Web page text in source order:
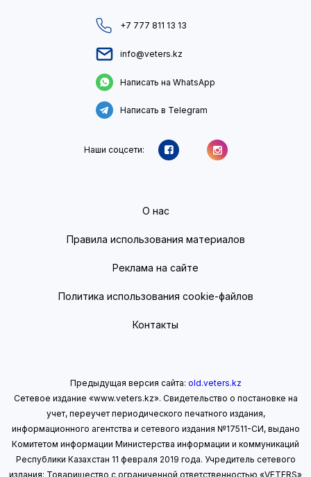
+7 777 811 13 13
info@veters.kz
Написать на WhatsApp
Написать в Telegram
Наши соцсети:
О нас
Правила использования материалов
Реклама на сайте
Политика использования cookie-файлов
Контакты
Предыдущая версия сайта: old.veters.kz
Сетевое издание «www.veters.kz». Свидетельство о постановке на
учет, переучет периодического печатного издания,
информационного агентства и сетевого издания №17511-СИ, выдано
Комитетом информации Министерства информации и коммуникаций
Республики Казахстан 11 февраля 2019 года. Учредитель сетевого
издания: Товарищество с ограниченной ответственностью «VETERS»